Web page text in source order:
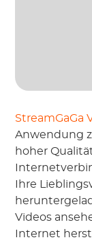
StreamGaGa
Anwendung
hoher
Ihre
Videos
Internet